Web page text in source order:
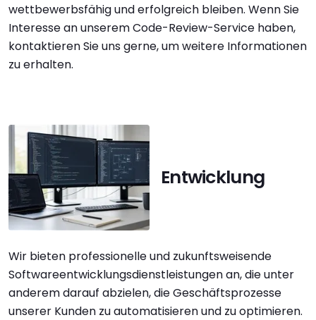
wettbewerbsfähig und erfolgreich bleiben. Wenn Sie
Interesse an unserem Code-Review-Service haben,
kontaktieren Sie uns gerne, um weitere Informationen
zu erhalten.
Entwicklung
Wir bieten professionelle und zukunftsweisende
Softwareentwicklungsdienstleistungen an, die unter
anderem darauf abzielen, die Geschäftsprozesse
unserer Kunden zu automatisieren und zu optimieren.